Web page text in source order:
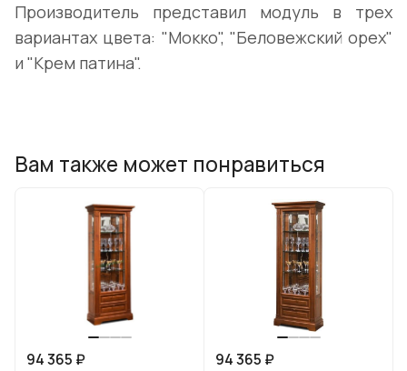
Производитель представил модуль в трех
вариантах цвета: "Мокко", "Беловежский орех"
и "Крем патина".
Вам также может понравиться
94 365 ₽
94 365 ₽